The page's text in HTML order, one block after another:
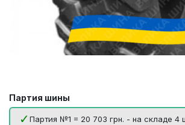
Партия шины
Партия №1 = 20 703 грн. - на складе 4